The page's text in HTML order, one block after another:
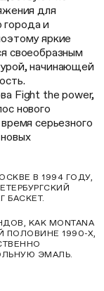
для
и
яркие
своеобразным
начинающей
Fight the power,
нового
серьезного
В 1994 ГОДУ,
БАСКЕТ.
КАК MONTANA
ПОЛОВИНЕ 1990-Х,
ЭМАЛЬ.